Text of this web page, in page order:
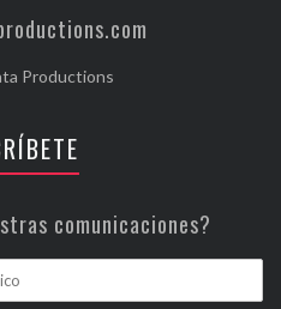
comunicaciones?